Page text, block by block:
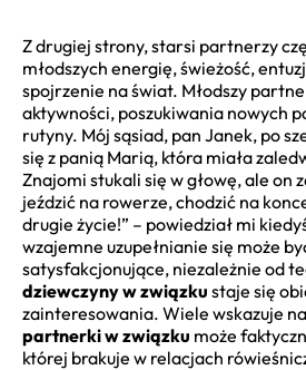
Z drugiej strony, starsi partnerzy
młodszych energię, świeżość,
spojrzenie na świat. Młodszy
aktywności, poszukiwania nowych
rutyny. Mój sąsiad, pan Janek, po
się z panią Marią, która miała
Znajomi stukali się w głowę, ale on
jeździć na rowerze, chodzić na
drugie życie!” – powiedział mi
wzajemne uzupełnianie się może
satysfakcjonujące, niezależnie od
dziewczyny w związku staje się
zainteresowania. Wiele wskazuje
partnerki w związku może
której brakuje w relacjach